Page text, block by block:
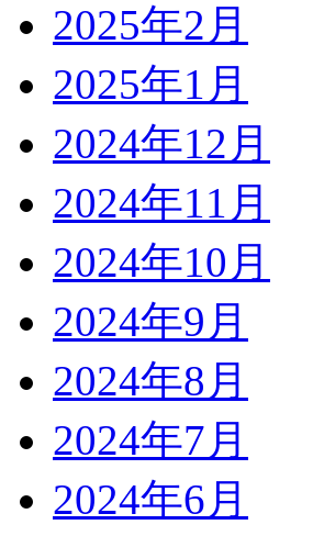
2025年2月
2025年1月
2024年12月
2024年11月
2024年10月
2024年9月
2024年8月
2024年7月
2024年6月